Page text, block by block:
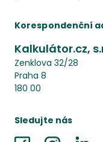
Korespondenční
Kalkulátor.cz,
Zenklova 32/28
Praha 8
180 00
Sledujte nás